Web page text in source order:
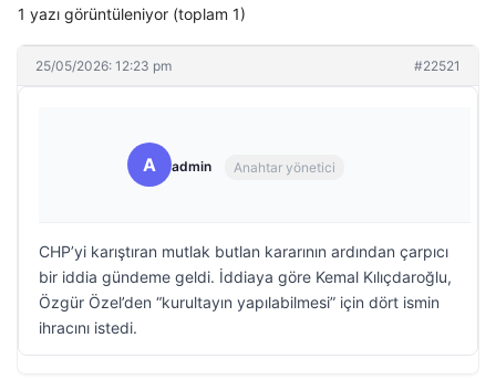
1 yazı görüntüleniyor (toplam 1)
25/05/2026: 12:23 pm #22521
A admin Anahtar yönetici
CHP’yi karıştıran mutlak butlan kararının ardından çarpıcı
bir iddia gündeme geldi. İddiaya göre Kemal Kılıçdaroğlu,
Özgür Özel’den “kurultayın yapılabilmesi” için dört ismin
ihracını istedi.